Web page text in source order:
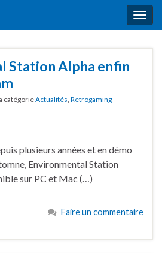
Station Alpha enfin
catégorieActualités, Retrogaming
plusieurs années et en démo
Environmental Station
sur PC et Mac (…)
Faire un commentaire